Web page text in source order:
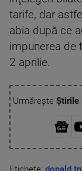
tarife, dar
abia după ce
impunerea de
2 aprilie.
Urmărește Știrile